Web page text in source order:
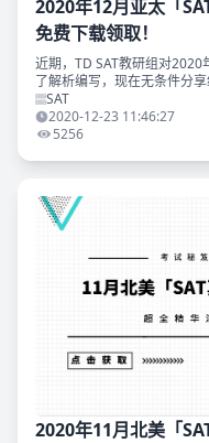
2020年12月亚太「
免费下载领取！
近期，TD SAT教研组对
了解析编写，现在无条件分
试，相信这份解析会对你非
考场（澳
SAT
2020-12-23 11:46:27
5256
2020年11月北美「